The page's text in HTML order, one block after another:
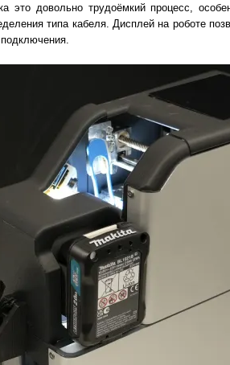
это довольно трудоёмкий процесс,
типа кабеля. Дисплей на роботе